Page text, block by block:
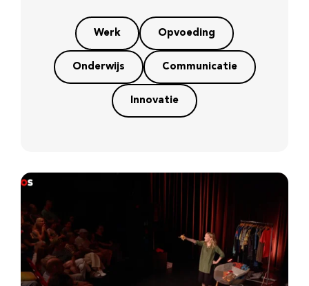
Werk Opvoeding
Onderwijs Communicatie
Innovatie